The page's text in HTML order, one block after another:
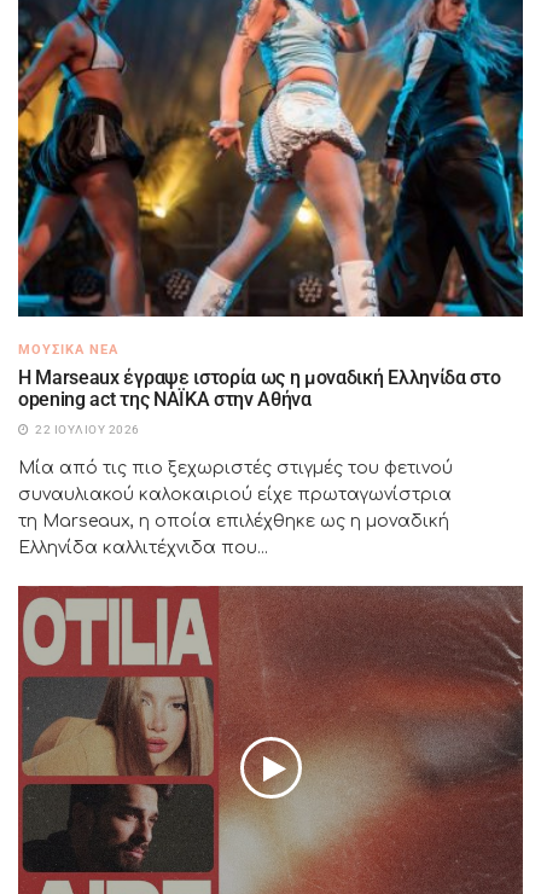
ΜΟΥΣΙΚΆ ΝΈΑ
H Marseaux έγραψε ιστορία ως η μοναδική Ελληνίδα στο
opening act της NAÏKA στην Αθήνα
22 ΙΟΥΛΊΟΥ 2026
Μία από τις πιο ξεχωριστές στιγμές του φετινού
συναυλιακού καλοκαιριού είχε πρωταγωνίστρια
τη Marseaux, η οποία επιλέχθηκε ως η μοναδική
Ελληνίδα καλλιτέχνιδα που...